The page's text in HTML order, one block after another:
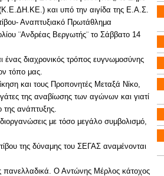
και υπό την αιγίδα της Ε.Α.Σ.
Αναπτυξιακό Πρωτάθλημα
¨Ανδρέας Βεργωτής¨ το Σάββατο 14
διαχρονικός τρόπος ευγνωμοσύνης
τόπο μας.
και τους Προπονητές Μεταξά Νίκο,
της αναβίωσης των αγώνων και γιατί
της ανάπτυξης.
με τόσο μεγάλο συμβολισμό,
της δύναμης του ΣΕΓΑΣ αναμένονται
πανελλαδικά. Ο Αντώνης Μέρλος κάτοχος